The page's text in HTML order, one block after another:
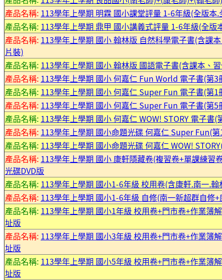
產品名稱: 113學年上學期 明霖 國小課堂評量 1-6年級(全版本
產品名稱: 113學年上學期 鼎甲 國小講義式評量 1-6年級(全版
產品名稱: 113學年上學期 國小 翰林版 自然科學電子書(含課
片裝)
產品名稱: 113學年上學期 國小 翰林版 國語電子書(含課本、
產品名稱: 113學年上學期 國小 何嘉仁 Fun World 電子書(第3
產品名稱: 113學年上學期 國小 何嘉仁 Super Fun 電子書(第1
產品名稱: 113學年上學期 國小 何嘉仁 Super Fun 電子書(第5
產品名稱: 113學年上學期 國小 何嘉仁 WOW! STORY 電子書(
產品名稱: 113學年上學期 國小命題光碟 何嘉仁 Super Fun(
產品名稱: 113學年上學期 國小命題光碟 何嘉仁 WOW!
產品名稱: 113學年上學期 國小 康軒隱藏卷(複習卷+單課練習
光碟DVD版
產品名稱: 113學年上學期 國小1-6年級 校用卷(含康軒.南一.
產品名稱: 113學年上學期 國小1-6年級 自修(南一新超群自修
產品名稱: 113學年上學期 國小1年級 校用卷+門市卷+作業簿
址版
產品名稱: 113學年上學期 國小3年級 校用卷+門市卷+作業簿
址版
產品名稱: 113學年上學期 國小5年級 校用卷+門市卷+作業簿
址版